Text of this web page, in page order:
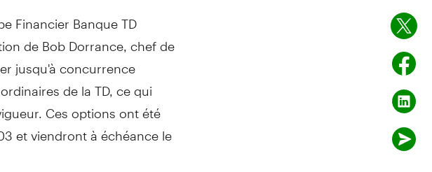
Financier Banque TD
de Bob Dorrance, chef de
jusqu'à concurrence
de la TD, ce qui
Ces options ont été
et viendront à échéance le